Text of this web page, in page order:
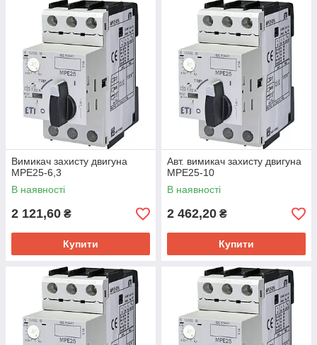
Вимикач захисту двигуна
MPE25-6,3
В наявності
2 121,60 ₴
Купити
Авт. вимикач захисту двигуна
MPE25-10
В наявності
2 462,20 ₴
Купити